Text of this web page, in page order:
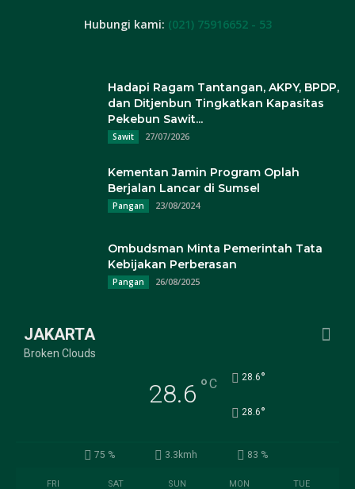
Hubungi kami: (021) 75916652 - 53
Hadapi Ragam Tantangan, AKPY, BPDP,
dan Ditjenbun Tingkatkan Kapasitas
Pekebun Sawit...
Sawit 27/07/2026
Kementan Jamin Program Oplah
Berjalan Lancar di Sumsel
Pangan 23/08/2024
Ombudsman Minta Pemerintah Tata
Kebijakan Perberasan
Pangan 26/08/2025
JAKARTA
Broken Clouds
28.6 °C 28.6°
28.6°
75 % 3.3kmh 83 %
FRI SAT SUN MON TUE